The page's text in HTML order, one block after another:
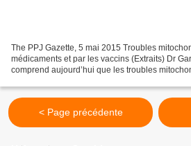
The PPJ Gazette, 5 mai 2015 Troubles
médicaments et par les vaccins (Extraits) Dr
comprend aujourd’hui que les troubles
< Page précédente